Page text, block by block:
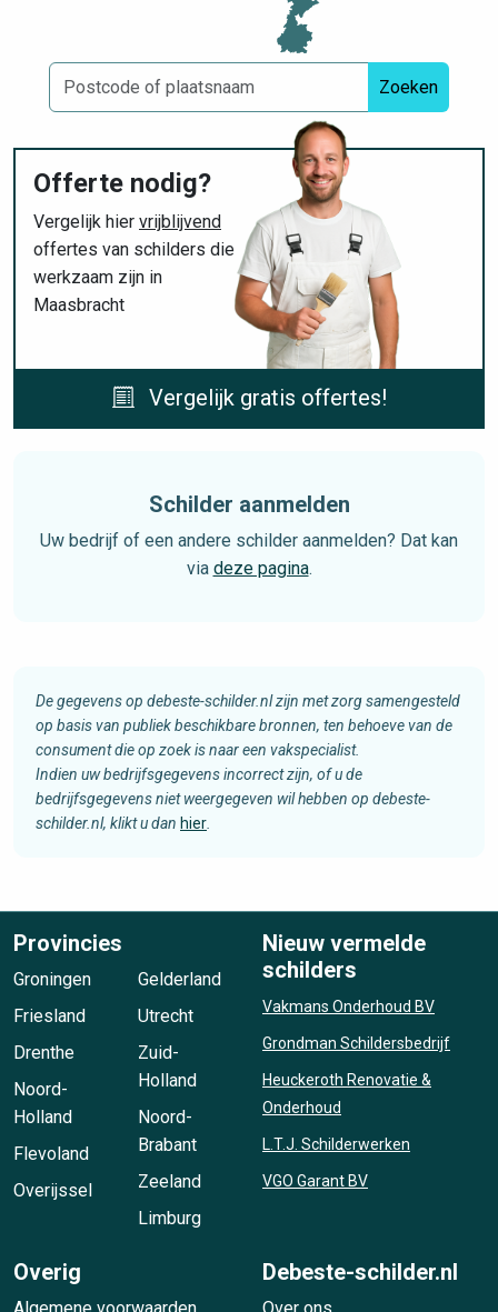
Zoeken
Offerte nodig?
Vergelijk hier vrijblijvend
offertes van schilders die
werkzaam zijn in
Maasbracht
Vergelijk gratis offertes!
Schilder aanmelden
Uw bedrijf of een andere schilder aanmelden? Dat kan
via deze pagina.
De gegevens op debeste-schilder.nl zijn met zorg samengesteld
op basis van publiek beschikbare bronnen, ten behoeve van de
consument die op zoek is naar een vakspecialist.
Indien uw bedrijfsgegevens incorrect zijn, of u de
bedrijfsgegevens niet weergegeven wil hebben op debeste-
schilder.nl, klikt u dan hier
Provincies
Groningen
Friesland
Drenthe
Noord-
Holland
Flevoland
Overijssel
Gelderland
Utrecht
Zuid-
Holland
Noord-
Brabant
Zeeland
Limburg
Nieuw vermelde
schilders
Vakmans Onderhoud BV
Grondman Schildersbedrijf
Heuckeroth Renovatie &
Onderhoud
L.T.J. Schilderwerken
VGO Garant BV
Overig Debeste-schilder.nl